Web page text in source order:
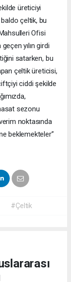
üreticiyi
çeltik, bu
Ofisi
yılın girdi
satarken, bu
çeltik üreticisi,
ciddi şekilde
sezonu
noktasında
beklemekteler”
#Çeltik